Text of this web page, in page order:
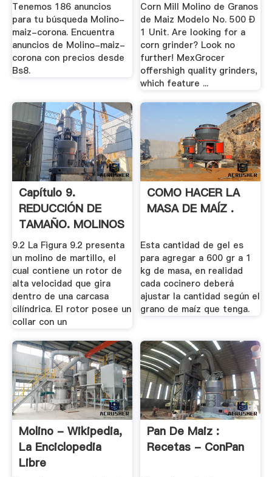
Tenemos 186 anuncios
para tu búsqueda Molino-
maiz-corona. Encuentra
anuncios de Molino-maiz-
corona con precios desde
Bs8.
Corn Mill Molino de Granos
de Maiz Modelo No. 500 Ð
1 Unit. Are looking for a
corn grinder? Look no
further! MexGrocer
offershigh quality grinders,
which feature ...
Capítulo 9.
REDUCCIÓN DE
TAMAÑO. MOLINOS
9.1. .
9.2 La Figura 9.2 presenta
un molino de martillo, el
cual contiene un rotor de
alta velocidad que gira
dentro de una carcasa
cilíndrica. El rotor posee un
collar con un
COMO HACER LA
MASA DE MAÍZ .
Esta cantidad de gel es
para agregar a 600 gr a 1
kg de masa, en realidad
cada cocinero deberá
ajustar la cantidad según el
grano de maíz que tenga.
Molino - Wikipedia,
La Enciclopedia
Libre
Pan De Maiz :
Recetas - ConPan